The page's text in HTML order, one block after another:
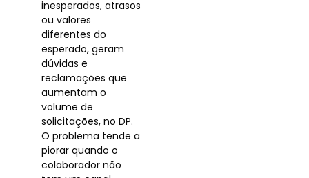
inesperados, atrasos
ou valores
diferentes do
esperado, geram
dúvidas e
reclamações que
aumentam o
volume de
solicitações, no DP.
O problema tende a
piorar quando o
colaborador não